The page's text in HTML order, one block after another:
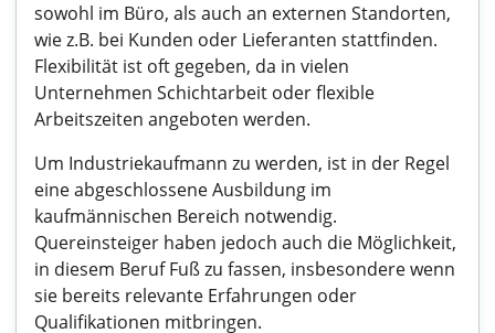
sowohl im Büro, als auch an externen Standorten,
wie z.B. bei Kunden oder Lieferanten stattfinden.
Flexibilität ist oft gegeben, da in vielen
Unternehmen Schichtarbeit oder flexible
Arbeitszeiten angeboten werden.
Um Industriekaufmann zu werden, ist in der Regel
eine abgeschlossene Ausbildung im
kaufmännischen Bereich notwendig.
Quereinsteiger haben jedoch auch die Möglichkeit,
in diesem Beruf Fuß zu fassen, insbesondere wenn
sie bereits relevante Erfahrungen oder
Qualifikationen mitbringen.